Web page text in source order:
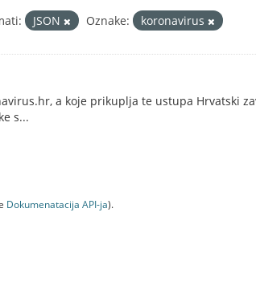
JSON Oznake: koronavirus
a koje prikuplja te ustupa Hrvatski
s...
Dokumenаtаcijа API-jа).